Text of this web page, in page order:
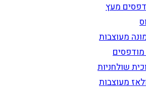
מעץ
מעוצבות
שולחניות
מעוצבות